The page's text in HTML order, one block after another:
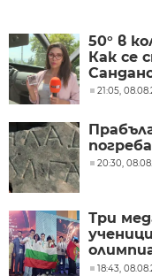
50° в
Как се
21:05,
20:30,
Три
в18:43,